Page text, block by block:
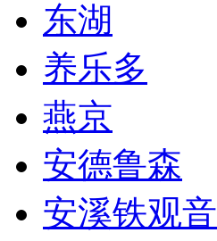
东湖
养乐多
燕京
安德鲁森
安溪铁观音